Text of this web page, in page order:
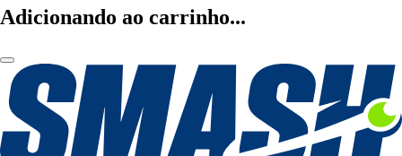
Adicionando ao carrinho...